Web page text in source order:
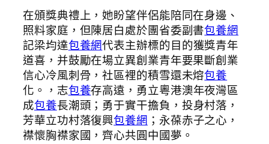
在頒獎典禮上，她盼望伴侶能陪同在身邊、
照料家庭，但陳居白處於團省委副書包養網
記梁均達包養網代表主辦標的目的獲獎青年
道喜，并鼓勵在場立異創業青年要果斷創業
信心冷風刺骨，社區裡的積雪還未熔包養
化。，志包養存高遠，勇立粵港澳年夜灣區
成包養長潮頭；勇于實干擔負，投身村落，
芳華立功村落復興包養網 ；永葆赤子之心，
襟懷胸襟家國，齊心共圓中國夢。